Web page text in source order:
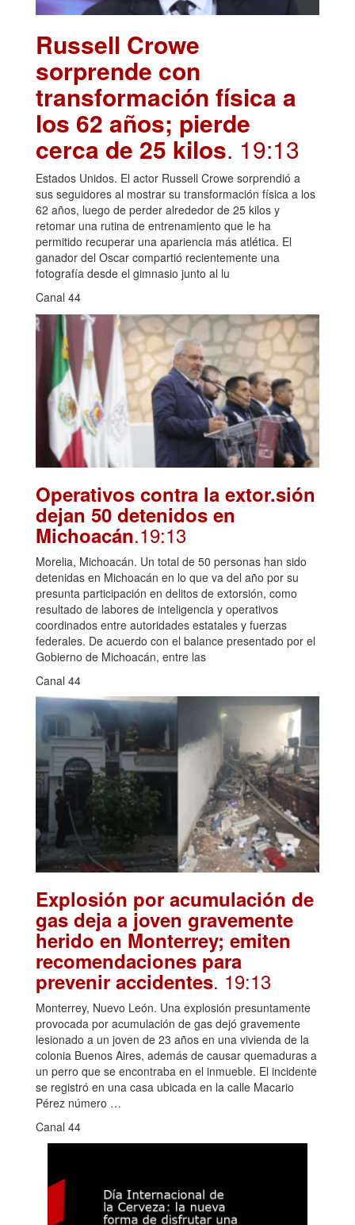
Russell Crowe
sorprende con
transformación física a
los 62 años; pierde
cerca de 25 kilos. 19:13
Estados Unidos. El actor Russell Crowe sorprendió a
sus seguidores al mostrar su transformación física a los
62 años, luego de perder alrededor de 25 kilos y
retomar una rutina de entrenamiento que le ha
permitido recuperar una apariencia más atlética. El
ganador del Oscar compartió recientemente una
fotografía desde el gimnasio junto al lu
Canal 44
Operativos contra la extor.sión
dejan 50 detenidos en
Michoacán.19:13
Morelia, Michoacán. Un total de 50 personas han sido
detenidas en Michoacán en lo que va del año por su
presunta participación en delitos de extorsión, como
resultado de labores de inteligencia y operativos
coordinados entre autoridades estatales y fuerzas
federales. De acuerdo con el balance presentado por el
Gobierno de Michoacán, entre las
Canal 44
Explosión por acumulación de
gas deja a joven gravemente
herido en Monterrey; emiten
recomendaciones para
prevenir accidentes. 19:13
Monterrey, Nuevo León. Una explosión presuntamente
provocada por acumulación de gas dejó gravemente
lesionado a un joven de 23 años en una vivienda de la
colonia Buenos Aires, además de causar quemaduras a
un perro que se encontraba en el inmueble. El incidente
se registró en una casa ubicada en la calle Macario
Pérez número …
Canal 44